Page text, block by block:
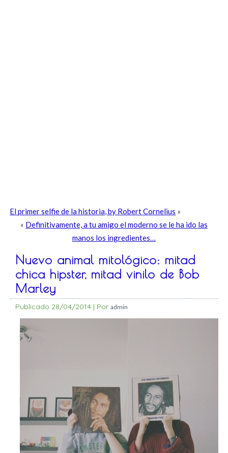
El primer selfie de la historia, by Robert Cornelius »
« Definitivamente, a tu amigo el moderno se le ha ido las
manos los ingredientes…
Nuevo animal mitológico: mitad
chica hipster, mitad vinilo de Bob
Marley
Publicado 28/04/2014 | Por admin